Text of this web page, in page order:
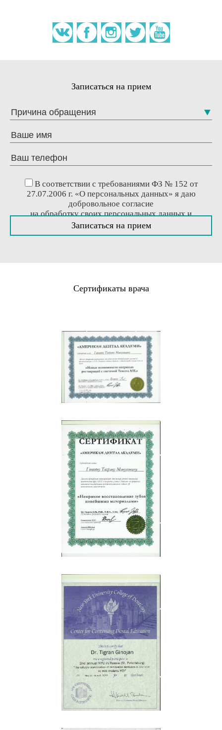
Записаться на прием
Причина обращения
В соответствии с требованиями ФЗ № 152 от
27.07.2006 г. «О персональных данных» я даю
добровольное согласие
на обработку своих персональных данных и
соглашаюсь сполитикой конфиденциальности
Записаться на прием
Сертификаты врача